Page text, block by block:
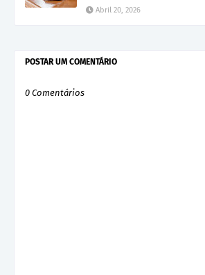
Abril 20, 2026
POSTAR UM COMENTÁRIO
0 Comentários